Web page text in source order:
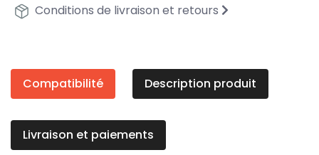
Conditions de livraison et retours
Compatibilité Description produit
Livraison et paiements